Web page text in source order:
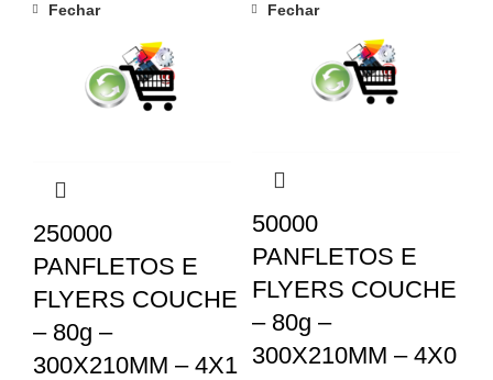
Fechar
250000
PANFLETOS E
FLYERS COUCHE
– 80g –
300X210MM – 4X1
Fechar
50000
PANFLETOS E
FLYERS COUCHE
– 80g –
300X210MM – 4X0